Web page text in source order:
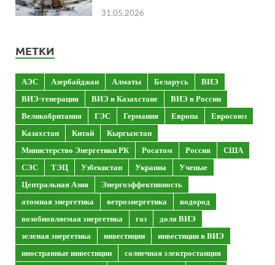
31.05.2026
МЕТКИ
АЭС Азербайджан Алматы Беларусь
ВИЭ
ВИЭ-генерация
ВИЭ в Казахстане
ВИЭ в России
Великобритания
ГЭС Германия Европа
Евросоюз
Казахстан
Китай
Кыргызстан
Министерство Энергетики РК
Росатом Россия
США
СЭС
ТЭЦ Узбекистан Украина
Ученые
Центральная Азия
Энергоэффективность
атомная энергетика
ветроэнергетика
водород
возобновляемая энергетика
газ
доля ВИЭ
зеленая энергетика
инвестиции
инвестиции в ВИЭ
иностранные инвестиции
солнечная электростанция